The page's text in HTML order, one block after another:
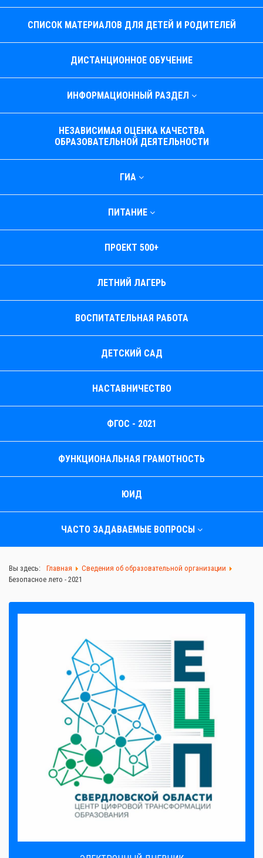
СПИСОК МАТЕРИАЛОВ ДЛЯ ДЕТЕЙ И РОДИТЕЛЕЙ
ДИСТАНЦИОННОЕ ОБУЧЕНИЕ
ИНФОРМАЦИОННЫЙ РАЗДЕЛ
НЕЗАВИСИМАЯ ОЦЕНКА КАЧЕСТВА
ОБРАЗОВАТЕЛЬНОЙ ДЕЯТЕЛЬНОСТИ
ГИА
ПИТАНИЕ
ПРОЕКТ 500+
ЛЕТНИЙ ЛАГЕРЬ
ВОСПИТАТЕЛЬНАЯ РАБОТА
ДЕТСКИЙ САД
НАСТАВНИЧЕСТВО
ФГОС - 2021
ФУНКЦИОНАЛЬНАЯ ГРАМОТНОСТЬ
ЮИД
ЧАСТО ЗАДАВАЕМЫЕ ВОПРОСЫ
Вы здесь: Главная
Сведения об образовательной организации
Безопасное лето - 2021